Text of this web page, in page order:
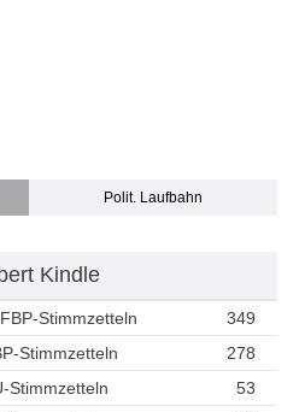
Polit. Laufbahn
Kindle
Stimmzetteln
349
Stimmzetteln
278
Stimmzetteln
53